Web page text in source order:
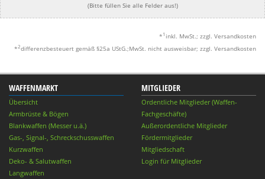
(Bitte füllen Sie alle Felder aus!)
* 1 inkl. MwSt.; zzgl. Versandkosten
*2differenzbesteuert gemäß §25a UStG.;MwSt. nicht ausweisbar; zzgl. Versandkosten
WAFFENMARKT
Übersicht
Armbrüste & Bögen
Blankwaffen (Messer u.ä.)
Gas-, Signal-, Schreckschusswaffen
Kurzwaffen
Deko- & Salutwaffen
Langwaffen
MITGLIEDER
Ordentliche Mitglieder (Waffen-
Fachgeschäfte)
Außerordentliche Mitglieder
Fördermitglieder
Mitgliedschaft
Login für Mitglieder